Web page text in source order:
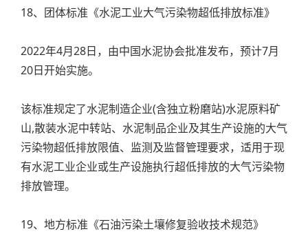
18、团体标准《水泥工业大气污染物超低排放标准》
2022年4月28日，由中国水泥协会批准发布，预计7月
20日开始实施。
该标准规定了水泥制造企业(含独立粉磨站)水泥原料矿
山,散装水泥中转站、水泥制品企业及其生产设施的大气
污染物超低排放限值、监测及监督管理要求，适用于现
有水泥工业企业或生产设施执行超低排放的大气污染物
排放管理。
19、地方标准《石油污染土壤修复验收技术规范》